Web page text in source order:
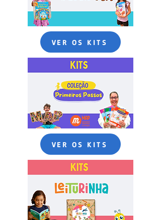
VER OS KITS
VER OS KITS